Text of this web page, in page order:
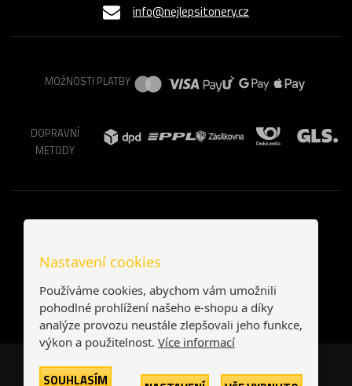
info@nejlepsitonery.cz
MOŽNOSTI PLATBY
DOPRAVNÍ
METODY
Česká republika Slovensko
Nastavení cookies
Používáme cookies, abychom vám umožnili
pohodlné prohlížení našeho e-shopu a díky
analýze provozu neustále zlepšovali jeho funkce,
výkon a použitelnost. Více informací
SOUHLASÍM